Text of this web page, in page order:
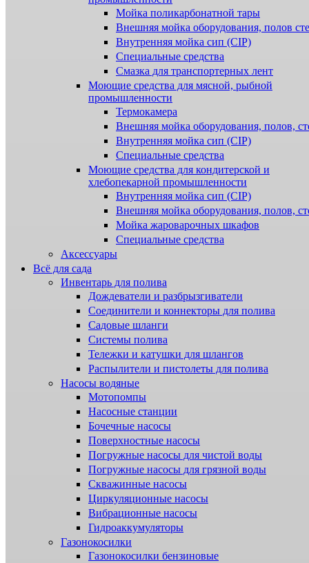
Мойка поликарбонатной тары
Внешняя мойка оборудования, полов
Внутренняя мойка сип (CIP)
Специальные средства
Смазка для транспортерных лент
Моющие средства для мясной, рыбной
промышленности
Термокамера
Внешняя мойка оборудования, полов,
Внутренняя мойка сип (CIP)
Специальные средства
Моющие средства для кондитерской и
хлебопекарной промышленности
Внутренняя мойка сип (CIP)
Внешняя мойка оборудования, полов,
Мойка жароварочных шкафов
Специальные средства
Аксессуары
Всё для сада
Инвентарь для полива
Дождеватели и разбрызгиватели
Соединители и коннекторы для полива
Садовые шланги
Системы полива
Тележки и катушки для шлангов
Распылители и пистолеты для полива
Насосы водяные
Мотопомпы
Насосные станции
Бочечные насосы
Поверхностные насосы
Погружные насосы для чистой воды
Погружные насосы для грязной воды
Скважинные насосы
Циркуляционные насосы
Вибрационные насосы
Гидроаккумуляторы
Газонокосилки
Газонокосилки бензиновые